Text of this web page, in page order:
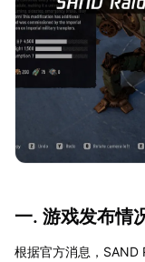
一. 游戏发布情
根据官方消息，SAND